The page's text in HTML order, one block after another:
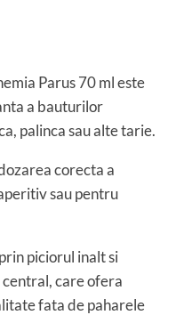
Parus 70 ml este
a bauturilor
palinca sau alte tarie.
corecta a
sau pentru
piciorul inalt si
care ofera
fata de paharele